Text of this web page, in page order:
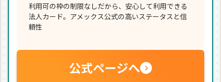
利用可の枠の制限なしだから、安心して利用できる
法人カード。アメックス公式の高いステータスと信
頼性
公式ページへ